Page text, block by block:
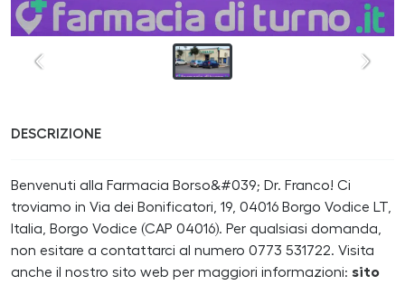
DESCRIZIONE
Benvenuti alla Farmacia Borso&#039; Dr. Franco! Ci
troviamo in Via dei Bonificatori, 19, 04016 Borgo Vodice LT,
Italia, Borgo Vodice (CAP 04016). Per qualsiasi domanda,
non esitare a contattarci al numero 0773 531722. Visita
anche il nostro sito web per maggiori informazioni: sito